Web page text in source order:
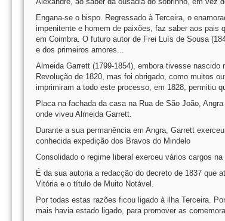
Engana-se o bispo. Regressado à Terceira, o
impenitente e homem de paixões, faz saber aos pais
em Coimbra. O futuro autor de Frei Luís de Sousa
e dos primeiros amores...
Almeida Garrett (1799-1854), embora tivesse
Revolução de 1820, mas foi obrigado, como muitos
imprimiram a todo este processo, em 1828, permitiu
Placa na fachada da casa na Rua de São João,
onde viveu Almeida Garrett.
Durante a sua permanência em Angra, Garrett
conhecida expedição dos Bravos do Mindelo
Consolidado o regime liberal exerceu vários cargos
É da sua autoria a redacção do decreto de 1837 que
Vitória e o título de Muito Notável.
Por todas estas razões ficou ligado à ilha Terceira.
mais havia estado ligado, para promover as